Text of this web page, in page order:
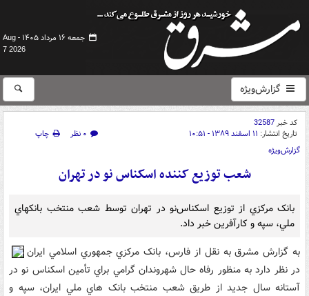
جمعه ۱۶ مرداد ۱۴۰۵ -
Aug
7 2026
گزارش‌ویژه
کد خبر32587
تاریخ انتشار: ۱۱ اسفند ۱۳۸۹ - ۱۰:۵۱ ۰ نظر
چاپ
گزارش‌ویژه
شعب توزيع کننده اسکناس نو در تهران
بانک مرکزي از توزيع اسکناس‌نو در تهران توسط شعب منتخب بانکهاي
ملي، سپه و کارآفرين خبر داد.
به گزارش مشرق به نقل از فارس، بانک مرکزي جمهوري اسلامي ايران
در نظر دارد به منظور رفاه حال شهروندان گرامي براي تأمين اسکناس نو در
آستانه سال جديد از طريق شعب منتخب بانک هاي ملي ايران، سپه و